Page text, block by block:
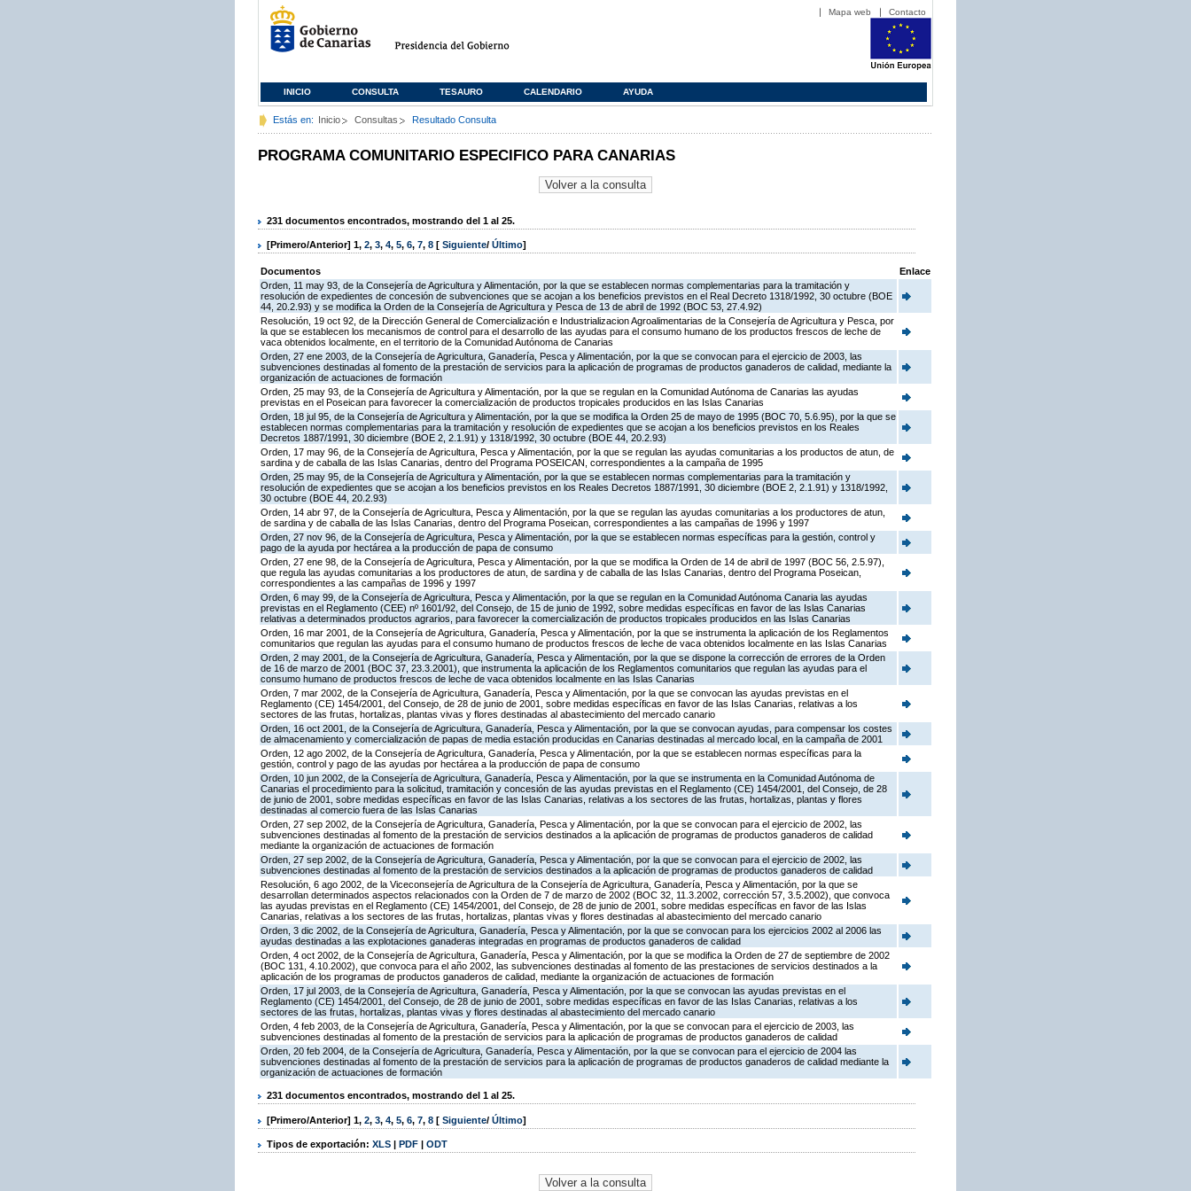
Mapa web Contacto
INICIO CONSULTA TESAURO CALENDARIO AYUDA
Estás en: Inicio Consultas Resultado Consulta
PROGRAMA COMUNITARIO ESPECIFICO PARA CANARIAS
231 documentos encontrados, mostrando del 1 al 25.
[Primero/Anterior] 1, 2, 3, 4, 5, 6, 7, 8 [ Siguiente/ Último]
Documentos
Enlace
Orden, 11 may 93, de la Consejería de Agricultura y Alimentación, por la que se establecen normas complementarias para la tramitación y
resolución de expedientes de concesión de subvenciones que se acojan a los beneficios previstos en el Real Decreto 1318/1992, 30 octubre (BOE
44, 20.2.93) y se modifica la Orden de la Consejería de Agricultura y Pesca de 13 de abril de 1992 (BOC 53, 27.4.92)
Resolución, 19 oct 92, de la Dirección General de Comercialización e Industrializacion Agroalimentarias de la Consejería de Agricultura y Pesca, por
la que se establecen los mecanismos de control para el desarrollo de las ayudas para el consumo humano de los productos frescos de leche de
vaca obtenidos localmente, en el territorio de la Comunidad Autónoma de Canarias
Orden, 27 ene 2003, de la Consejería de Agricultura, Ganadería, Pesca y Alimentación, por la que se convocan para el ejercicio de 2003, las
subvenciones destinadas al fomento de la prestación de servicios para la aplicación de programas de productos ganaderos de calidad, mediante la
organización de actuaciones de formación
Orden, 25 may 93, de la Consejería de Agricultura y Alimentación, por la que se regulan en la Comunidad Autónoma de Canarias las ayudas
previstas en el Poseican para favorecer la comercialización de productos tropicales producidos en las Islas Canarias
Orden, 18 jul 95, de la Consejería de Agricultura y Alimentación, por la que se modifica la Orden 25 de mayo de 1995 (BOC 70, 5.6.95), por la que se
establecen normas complementarias para la tramitación y resolución de expedientes que se acojan a los beneficios previstos en los Reales
Decretos 1887/1991, 30 diciembre (BOE 2, 2.1.91) y 1318/1992, 30 octubre (BOE 44, 20.2.93)
Orden, 17 may 96, de la Consejería de Agricultura, Pesca y Alimentación, por la que se regulan las ayudas comunitarias a los productos de atun, de
sardina y de caballa de las Islas Canarias, dentro del Programa POSEICAN, correspondientes a la campaña de 1995
Orden, 25 may 95, de la Consejería de Agricultura y Alimentación, por la que se establecen normas complementarias para la tramitación y
resolución de expedientes que se acojan a los beneficios previstos en los Reales Decretos 1887/1991, 30 diciembre (BOE 2, 2.1.91) y 1318/1992,
30 octubre (BOE 44, 20.2.93)
Orden, 14 abr 97, de la Consejería de Agricultura, Pesca y Alimentación, por la que se regulan las ayudas comunitarias a los productores de atun,
de sardina y de caballa de las Islas Canarias, dentro del Programa Poseican, correspondientes a las campañas de 1996 y 1997
Orden, 27 nov 96, de la Consejería de Agricultura, Pesca y Alimentación, por la que se establecen normas específicas para la gestión, control y
pago de la ayuda por hectárea a la producción de papa de consumo
Orden, 27 ene 98, de la Consejería de Agricultura, Pesca y Alimentación, por la que se modifica la Orden de 14 de abril de 1997 (BOC 56, 2.5.97),
que regula las ayudas comunitarias a los productores de atun, de sardina y de caballa de las Islas Canarias, dentro del Programa Poseican,
correspondientes a las campañas de 1996 y 1997
Orden, 6 may 99, de la Consejería de Agricultura, Pesca y Alimentación, por la que se regulan en la Comunidad Autónoma Canaria las ayudas
previstas en el Reglamento (CEE) nº 1601/92, del Consejo, de 15 de junio de 1992, sobre medidas específicas en favor de las Islas Canarias
relativas a determinados productos agrarios, para favorecer la comercialización de productos tropicales producidos en las Islas Canarias
Orden, 16 mar 2001, de la Consejería de Agricultura, Ganadería, Pesca y Alimentación, por la que se instrumenta la aplicación de los Reglamentos
comunitarios que regulan las ayudas para el consumo humano de productos frescos de leche de vaca obtenidos localmente en las Islas Canarias
Orden, 2 may 2001, de la Consejería de Agricultura, Ganadería, Pesca y Alimentación, por la que se dispone la corrección de errores de la Orden
de 16 de marzo de 2001 (BOC 37, 23.3.2001), que instrumenta la aplicación de los Reglamentos comunitarios que regulan las ayudas para el
consumo humano de productos frescos de leche de vaca obtenidos localmente en las Islas Canarias
Orden, 7 mar 2002, de la Consejería de Agricultura, Ganadería, Pesca y Alimentación, por la que se convocan las ayudas previstas en el
Reglamento (CE) 1454/2001, del Consejo, de 28 de junio de 2001, sobre medidas específicas en favor de las Islas Canarias, relativas a los
sectores de las frutas, hortalizas, plantas vivas y flores destinadas al abastecimiento del mercado canario
Orden, 16 oct 2001, de la Consejería de Agricultura, Ganadería, Pesca y Alimentación, por la que se convocan ayudas, para compensar los costes
de almacenamiento y comercialización de papas de media estación producidas en Canarias destinadas al mercado local, en la campaña de 2001
Orden, 12 ago 2002, de la Consejería de Agricultura, Ganadería, Pesca y Alimentación, por la que se establecen normas específicas para la
gestión, control y pago de las ayudas por hectárea a la producción de papa de consumo
Orden, 10 jun 2002, de la Consejería de Agricultura, Ganadería, Pesca y Alimentación, por la que se instrumenta en la Comunidad Autónoma de
Canarias el procedimiento para la solicitud, tramitación y concesión de las ayudas previstas en el Reglamento (CE) 1454/2001, del Consejo, de 28
de junio de 2001, sobre medidas específicas en favor de las Islas Canarias, relativas a los sectores de las frutas, hortalizas, plantas y flores
destinadas al comercio fuera de las Islas Canarias
Orden, 27 sep 2002, de la Consejería de Agricultura, Ganadería, Pesca y Alimentación, por la que se convocan para el ejercicio de 2002, las
subvenciones destinadas al fomento de la prestación de servicios destinados a la aplicación de programas de productos ganaderos de calidad
mediante la organización de actuaciones de formación
Orden, 27 sep 2002, de la Consejería de Agricultura, Ganadería, Pesca y Alimentación, por la que se convocan para el ejercicio de 2002, las
subvenciones destinadas al fomento de la prestación de servicios destinados a la aplicación de programas de productos ganaderos de calidad
Resolución, 6 ago 2002, de la Viceconsejería de Agricultura de la Consejería de Agricultura, Ganadería, Pesca y Alimentación, por la que se
desarrollan determinados aspectos relacionados con la Orden de 7 de marzo de 2002 (BOC 32, 11.3.2002, corrección 57, 3.5.2002), que convoca
las ayudas previstas en el Reglamento (CE) 1454/2001, del Consejo, de 28 de junio de 2001, sobre medidas específicas en favor de las Islas
Canarias, relativas a los sectores de las frutas, hortalizas, plantas vivas y flores destinadas al abastecimiento del mercado canario
Orden, 3 dic 2002, de la Consejería de Agricultura, Ganadería, Pesca y Alimentación, por la que se convocan para los ejercicios 2002 al 2006 las
ayudas destinadas a las explotaciones ganaderas integradas en programas de productos ganaderos de calidad
Orden, 4 oct 2002, de la Consejería de Agricultura, Ganadería, Pesca y Alimentación, por la que se modifica la Orden de 27 de septiembre de 2002
(BOC 131, 4.10.2002), que convoca para el año 2002, las subvenciones destinadas al fomento de las prestaciones de servicios destinados a la
aplicación de los programas de productos ganaderos de calidad, mediante la organización de actuaciones de formación
Orden, 17 jul 2003, de la Consejería de Agricultura, Ganadería, Pesca y Alimentación, por la que se convocan las ayudas previstas en el
Reglamento (CE) 1454/2001, del Consejo, de 28 de junio de 2001, sobre medidas específicas en favor de las Islas Canarias, relativas a los
sectores de las frutas, hortalizas, plantas vivas y flores destinadas al abastecimiento del mercado canario
Orden, 4 feb 2003, de la Consejería de Agricultura, Ganadería, Pesca y Alimentación, por la que se convocan para el ejercicio de 2003, las
subvenciones destinadas al fomento de la prestación de servicios para la aplicación de programas de productos ganaderos de calidad
Orden, 20 feb 2004, de la Consejería de Agricultura, Ganadería, Pesca y Alimentación, por la que se convocan para el ejercicio de 2004 las
subvenciones destinadas al fomento de la prestación de servicios para la aplicación de programas de productos ganaderos de calidad mediante la
organización de actuaciones de formación
231 documentos encontrados, mostrando del 1 al 25.
[Primero/Anterior] 1, 2, 3, 4, 5, 6, 7, 8 [ Siguiente/ Último]
Tipos de exportación: XLS | PDF | ODT